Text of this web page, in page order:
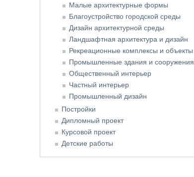
Малые архитектурные формы
Благоустройство городской среды
Дизайн архитектурной среды
Ландшафтная архитектура и дизайн
Рекреационные комплексы и объекты
Промышленные здания и сооружения
Общественный интерьер
Частный интерьер
Промышленный дизайн
Постройки
Дипломный проект
Курсовой проект
Детские работы